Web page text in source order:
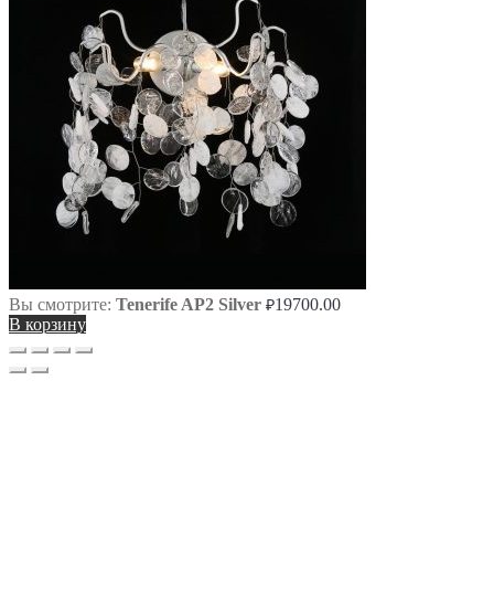
Вы смотрите: Tenerife AP2 Silver ₽19700.00
В корзину